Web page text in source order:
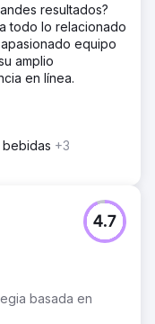
resultados?
todo lo relacionado
equipo
amplio
en línea.
+3
basada en
4.7